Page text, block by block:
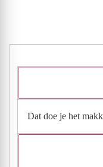
Dat doe je het